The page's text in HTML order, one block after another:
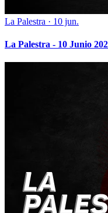
La Palestra · 10 jun.
La Palestra - 10 Junio